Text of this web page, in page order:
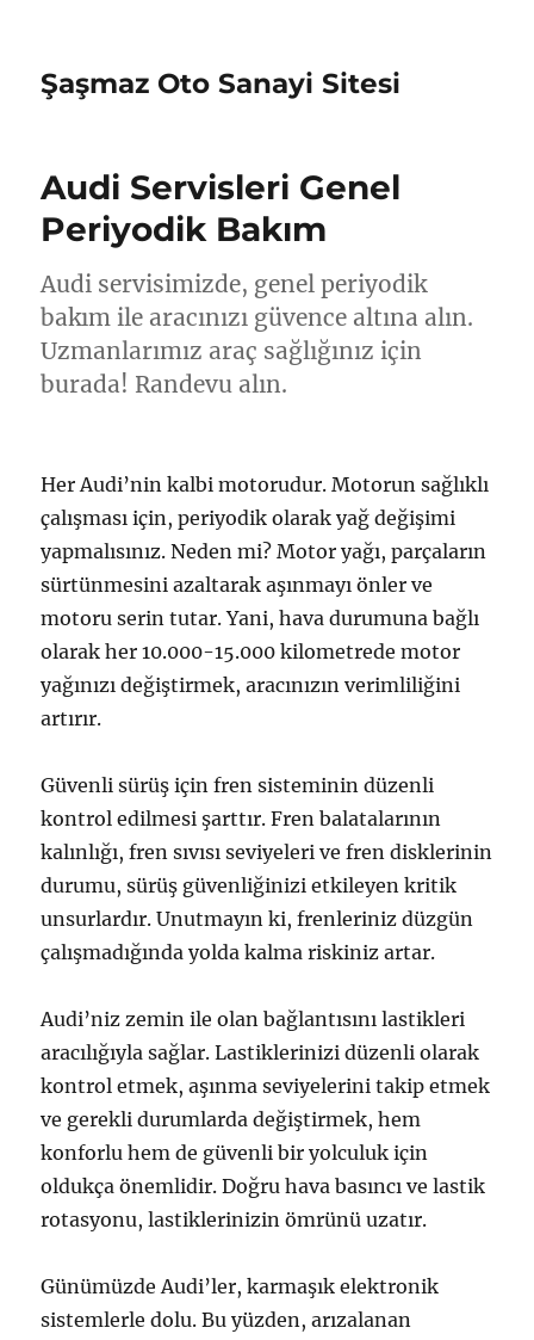
Şaşmaz Oto Sanayi Sitesi
Audi Servisleri Genel
Periyodik Bakım
Audi servisimizde, genel periyodik
bakım ile aracınızı güvence altına alın.
Uzmanlarımız araç sağlığınız için
burada! Randevu alın.
Her Audi’nin kalbi motorudur. Motorun sağlıklı
çalışması için, periyodik olarak yağ değişimi
yapmalısınız. Neden mi? Motor yağı, parçaların
sürtünmesini azaltarak aşınmayı önler ve
motoru serin tutar. Yani, hava durumuna bağlı
olarak her 10.000-15.000 kilometrede motor
yağınızı değiştirmek, aracınızın verimliliğini
artırır.
Güvenli sürüş için fren sisteminin düzenli
kontrol edilmesi şarttır. Fren balatalarının
kalınlığı, fren sıvısı seviyeleri ve fren disklerinin
durumu, sürüş güvenliğinizi etkileyen kritik
unsurlardır. Unutmayın ki, frenleriniz düzgün
çalışmadığında yolda kalma riskiniz artar.
Audi’niz zemin ile olan bağlantısını lastikleri
aracılığıyla sağlar. Lastiklerinizi düzenli olarak
kontrol etmek, aşınma seviyelerini takip etmek
ve gerekli durumlarda değiştirmek, hem
konforlu hem de güvenli bir yolculuk için
oldukça önemlidir. Doğru hava basıncı ve lastik
rotasyonu, lastiklerinizin ömrünü uzatır.
Günümüzde Audi’ler, karmaşık elektronik
sistemlerle dolu. Bu yüzden, arızalanan